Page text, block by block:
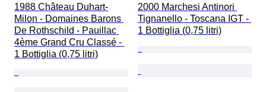
1988 Château Duhart-
Milon - Domaines Barons
De Rothschild - Pauillac
4ème Grand Cru Classé -
1 Bottiglia (0,75 litri)
2000 Marchesi Antinori
Tignanello - Toscana IGT -
1 Bottiglia (0,75 litri)